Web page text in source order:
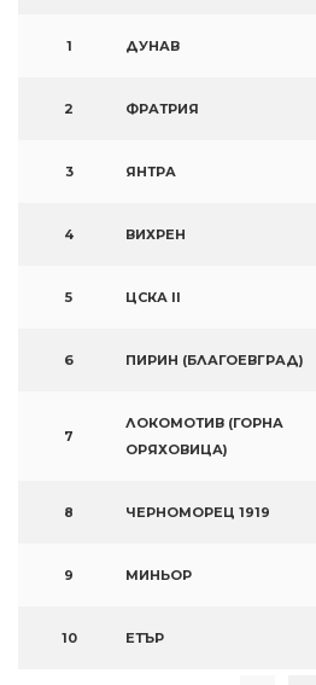
1 ДУНАВ
2 ФРАТРИЯ
3 ЯНТРА
4 ВИХРЕН
5 ЦСКА II
6 ПИРИН (БЛАГОЕВГРАД)
7
ЛОКОМОТИВ (ГОРНА
ОРЯХОВИЦА)
8 ЧЕРНОМОРЕЦ 1919
9 МИНЬОР
10 ЕТЪР